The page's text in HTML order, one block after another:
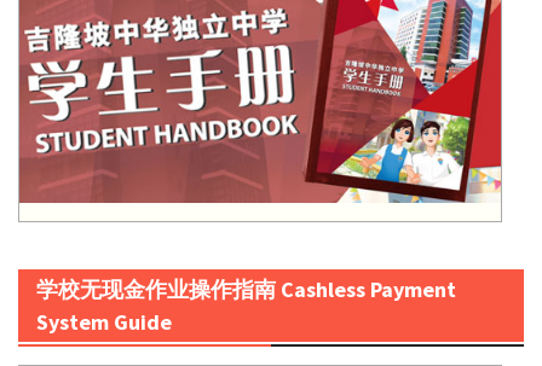
学校无现金作业操作指南 Cashless Payment
System Guide